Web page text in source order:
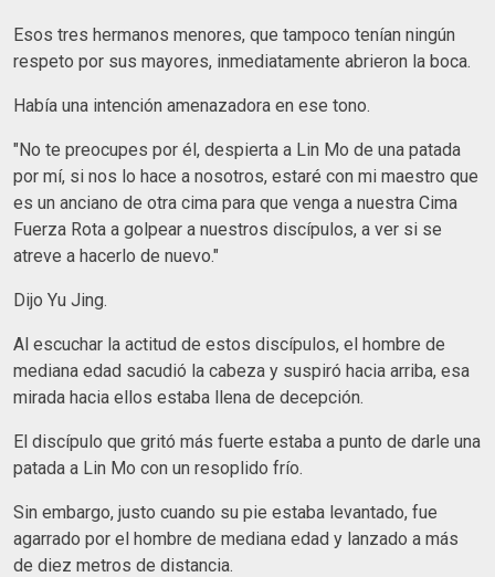
Esos tres hermanos menores, que tampoco tenían ningún
respeto por sus mayores, inmediatamente abrieron la boca.
Había una intención amenazadora en ese tono.
"No te preocupes por él, despierta a Lin Mo de una patada
por mí, si nos lo hace a nosotros, estaré con mi maestro que
es un anciano de otra cima para que venga a nuestra Cima
Fuerza Rota a golpear a nuestros discípulos, a ver si se
atreve a hacerlo de nuevo."
Dijo Yu Jing.
Al escuchar la actitud de estos discípulos, el hombre de
mediana edad sacudió la cabeza y suspiró hacia arriba, esa
mirada hacia ellos estaba llena de decepción.
El discípulo que gritó más fuerte estaba a punto de darle una
patada a Lin Mo con un resoplido frío.
Sin embargo, justo cuando su pie estaba levantado, fue
agarrado por el hombre de mediana edad y lanzado a más
de diez metros de distancia.